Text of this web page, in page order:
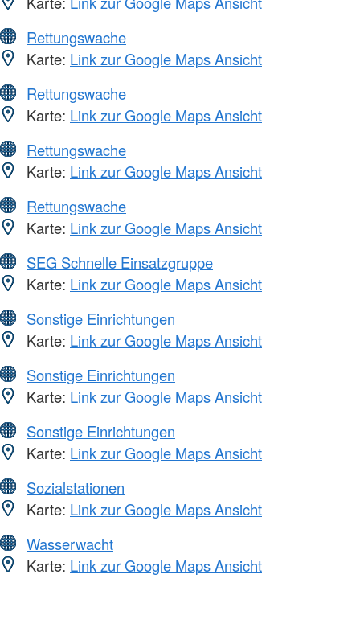
Rettungswache
Karte: Link zur Google Maps Ansicht
Rettungswache
Karte: Link zur Google Maps Ansicht
Rettungswache
Karte: Link zur Google Maps Ansicht
Rettungswache
Karte: Link zur Google Maps Ansicht
SEG Schnelle Einsatzgruppe
Karte: Link zur Google Maps Ansicht
Sonstige Einrichtungen
Karte: Link zur Google Maps Ansicht
Sonstige Einrichtungen
Karte: Link zur Google Maps Ansicht
Sonstige Einrichtungen
Karte: Link zur Google Maps Ansicht
Sozialstationen
Karte: Link zur Google Maps Ansicht
Wasserwacht
Karte: Link zur Google Maps Ansicht